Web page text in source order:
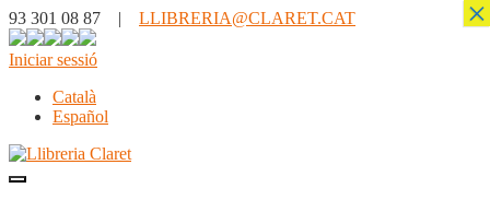
93 301 08 87 | LLIBRERIA@CLARET.CAT
Iniciar sessió
Català
Español
×